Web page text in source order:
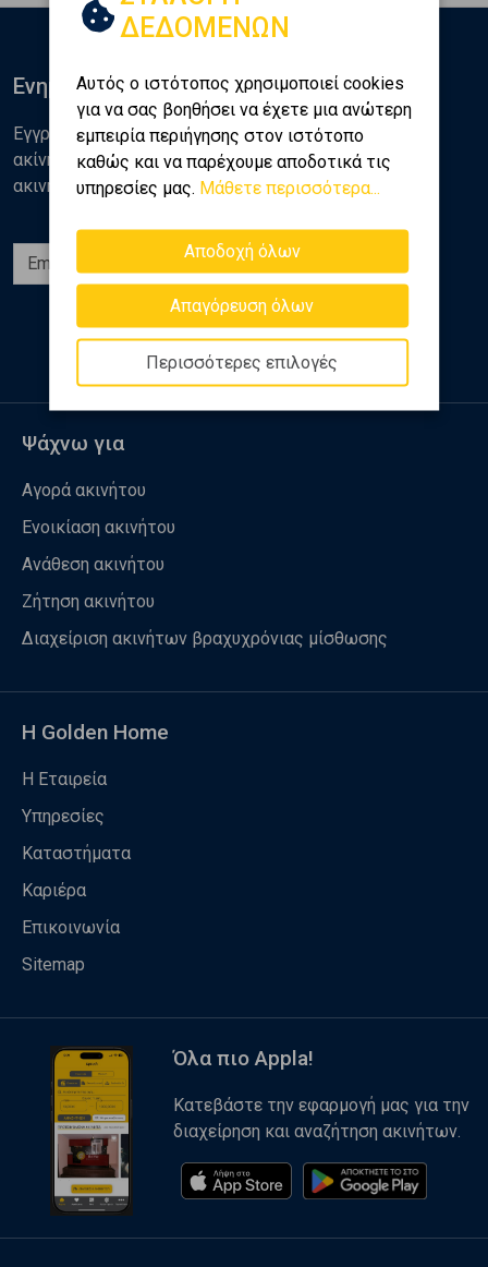
ΔΕΔΟΜΕΝΩΝ
Αυτός ο ιστότοπος χρησιμοποιεί cookies
για να σας βοηθήσει να έχετε μια ανώτερη
εμπειρία περιήγησης στον ιστότοπο
καθώς και να παρέχουμε αποδοτικά τις
υπηρεσίες μας. Μάθετε περισσότερα...
Αποδοχή όλων
Απαγόρευση όλων
Περισσότερες επιλογές
Ενημερωθείτε
Εγγραφείτε στο newsletter της Golden Home για νέα
ακίνητα, αναλύσεις και διάφορα θέματα της αγοράς
ακινήτων
Εγγραφή
Ακολουθήστε μας
Ψάχνω για
Αγορά ακινήτου
Ενοικίαση ακινήτου
Ανάθεση ακινήτου
Ζήτηση ακινήτου
Διαχείριση ακινήτων βραχυχρόνιας μίσθωσης
Η Golden Home
Η Εταιρεία
Υπηρεσίες
Καταστήματα
Καριέρα
Επικοινωνία
Sitemap
Όλα πιο Appla!
Κατεβάστε την εφαρμογή μας για την
διαχείρηση και αναζήτηση ακινήτων.